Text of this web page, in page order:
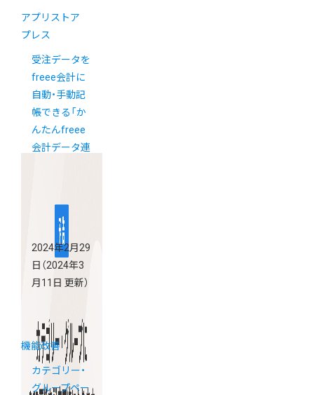
アプリストア
プレス
受注データを
freee会計に
自動・手動記
帳できる「か
んたんfreee
会計データ連
得なキャンペ
ーン実施中
2024年2月29
日 （2024年3
月11日 更新）
機能改善
カテゴリー・
グループペー